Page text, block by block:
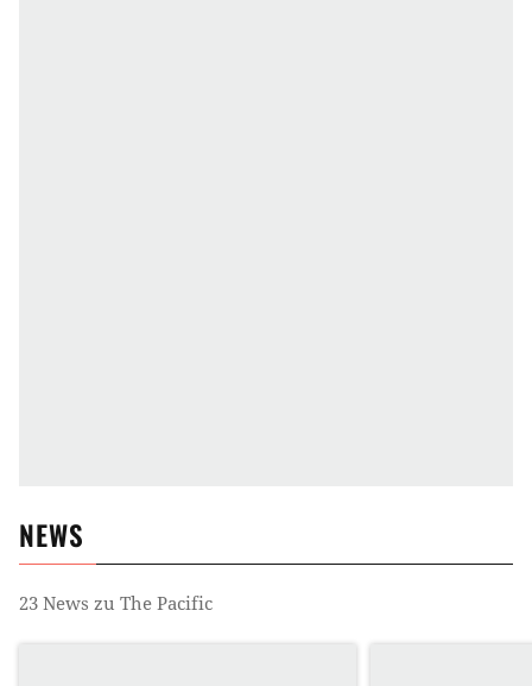
NEWS
23 News zu The Pacific